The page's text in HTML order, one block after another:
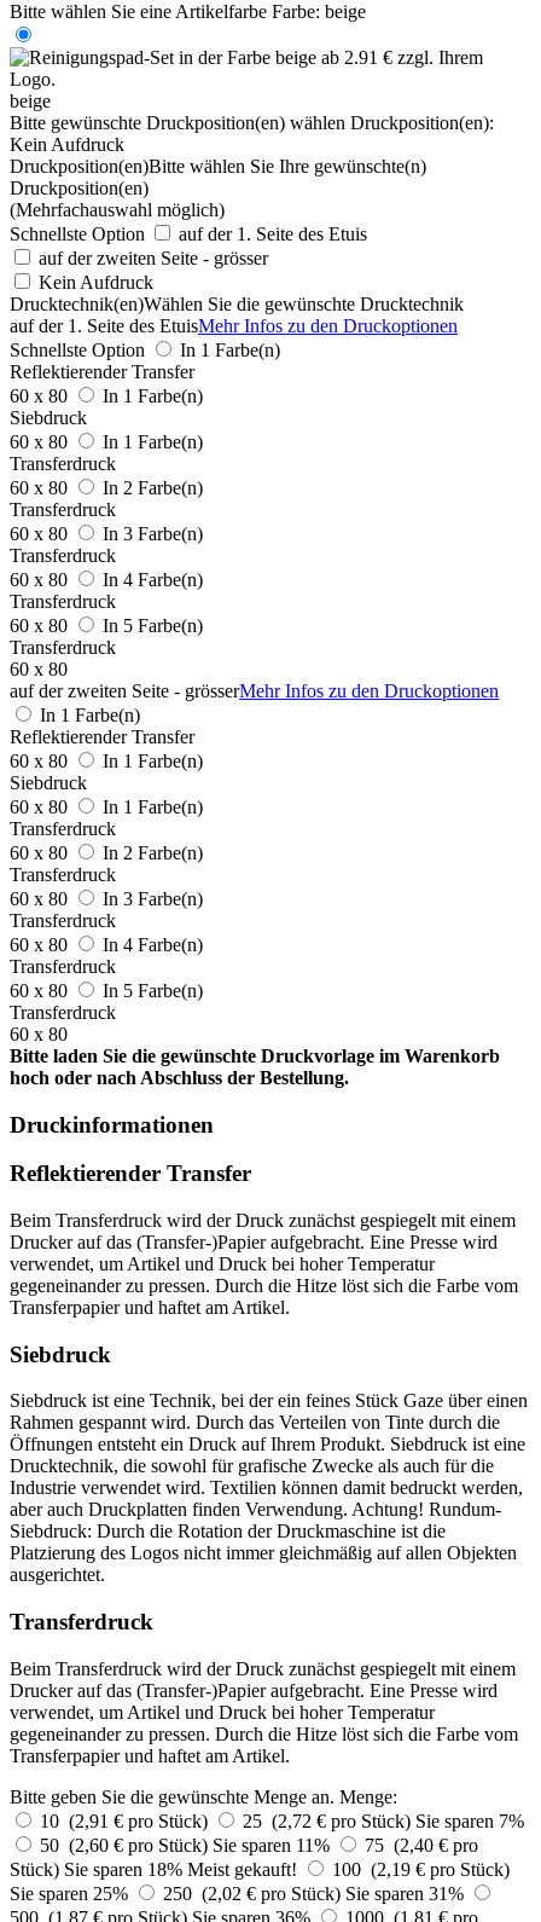
Bitte wählen Sie eine Artikelfarbe Farbe: beige
beige
Bitte gewünschte Druckposition(en) wählen Druckposition(en):
Kein Aufdruck
Druckposition(en)Bitte wählen Sie Ihre gewünschte(n)
Druckposition(en)
(Mehrfachauswahl möglich)
Schnellste Option
auf der 1. Seite des Etuis
auf der zweiten Seite - grösser
Kein Aufdruck
Drucktechnik(en)Wählen Sie die gewünschte Drucktechnik
auf der 1. Seite des EtuisMehr Infos zu den Druckoptionen
Schnellste Option
In 1 Farbe(n)
Reflektierender Transfer
60 x 80
In 1 Farbe(n)
Siebdruck
60 x 80
In 1 Farbe(n)
Transferdruck
60 x 80
In 2 Farbe(n)
Transferdruck
60 x 80
In 3 Farbe(n)
Transferdruck
60 x 80
In 4 Farbe(n)
Transferdruck
60 x 80
In 5 Farbe(n)
Transferdruck
60 x 80
auf der zweiten Seite - grösserMehr Infos zu den Druckoptionen
In 1 Farbe(n)
Reflektierender Transfer
60 x 80
In 1 Farbe(n)
Siebdruck
60 x 80
In 1 Farbe(n)
Transferdruck
60 x 80
In 2 Farbe(n)
Transferdruck
60 x 80
In 3 Farbe(n)
Transferdruck
60 x 80
In 4 Farbe(n)
Transferdruck
60 x 80
In 5 Farbe(n)
Transferdruck
60 x 80
Bitte laden Sie die gewünschte Druckvorlage im Warenkorb
hoch oder nach Abschluss der Bestellung.
Druckinformationen
Reflektierender Transfer
Beim Transferdruck wird der Druck zunächst gespiegelt mit einem
Drucker auf das (Transfer-)Papier aufgebracht. Eine Presse wird
verwendet, um Artikel und Druck bei hoher Temperatur
gegeneinander zu pressen. Durch die Hitze löst sich die Farbe vom
Transferpapier und haftet am Artikel.
Siebdruck
Siebdruck ist eine Technik, bei der ein feines Stück Gaze über einen
Rahmen gespannt wird. Durch das Verteilen von Tinte durch die
Öffnungen entsteht ein Druck auf Ihrem Produkt. Siebdruck ist eine
Drucktechnik, die sowohl für grafische Zwecke als auch für die
Industrie verwendet wird. Textilien können damit bedruckt werden,
aber auch Druckplatten finden Verwendung. Achtung! Rundum-
Siebdruck: Durch die Rotation der Druckmaschine ist die
Platzierung des Logos nicht immer gleichmäßig auf allen Objekten
ausgerichtet.
Transferdruck
Beim Transferdruck wird der Druck zunächst gespiegelt mit einem
Drucker auf das (Transfer-)Papier aufgebracht. Eine Presse wird
verwendet, um Artikel und Druck bei hoher Temperatur
gegeneinander zu pressen. Durch die Hitze löst sich die Farbe vom
Transferpapier und haftet am Artikel.
Bitte geben Sie die gewünschte Menge an. Menge:
10 (2,91 € pro Stück)
25 (2,72 € pro Stück) Sie sparen 7%
50 (2,60 € pro Stück) Sie sparen 11%
75 (2,40 € pro
Stück) Sie sparen 18% Meist gekauft!
100 (2,19 € pro Stück)
Sie sparen 25%
250 (2,02 € pro Stück) Sie sparen 31%
500 (1,87 € pro Stück) Sie sparen 36%
1000 (1,81 € pro